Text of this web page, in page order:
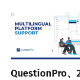
QuestionPro、